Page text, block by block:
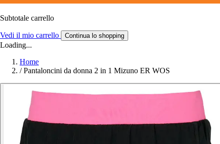
Subtotale carrello
Vedi il mio carrello Continua lo shopping
Loading...
Home
/ Pantaloncini da donna 2 in 1 Mizuno ER WOS